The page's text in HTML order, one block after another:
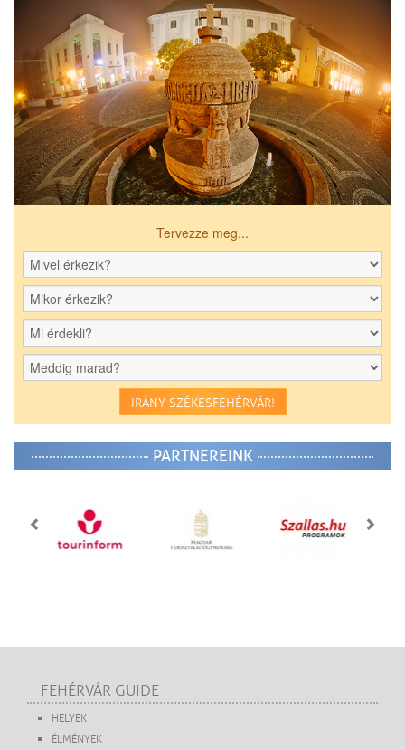
Tervezze meg...
IRÁNY SZÉKESFEHÉRVÁR!
PARTNEREINK
FEHÉRVÁR GUIDE
HELYEK
ÉLMÉNYEK